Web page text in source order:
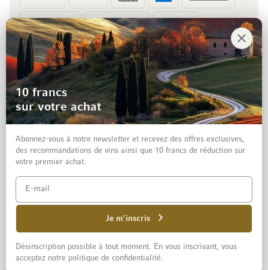
Prépaiement Facture
© 2026 Mövenpick Wein Schweiz AG
Protection des données et clause de non-responsabilité
10 francs
sur votre achat
Abonnez-vous à notre newsletter et recevez des offres exclusives,
des recommandations de vins ainsi que 10 francs de réduction sur
votre premier achat.
Je m’inscris
Désinscription possible à tout moment. En vous inscrivant, vous
acceptez notre politique de confidentialité.